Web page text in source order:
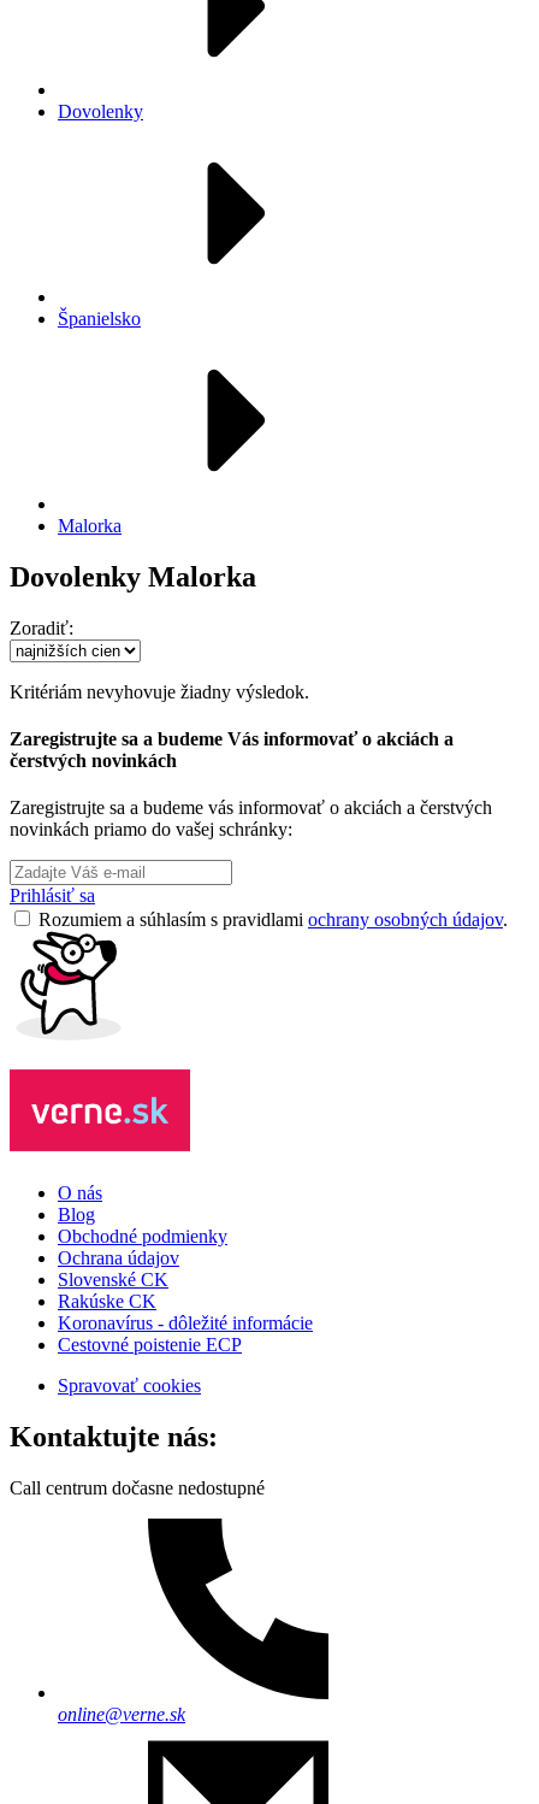
Dovolenky
Španielsko
Malorka
Dovolenky Malorka
Zoradiť:
Kritériám nevyhovuje žiadny výsledok.
Zaregistrujte sa a budeme Vás informovať o akciách a
čerstvých novinkách
Zaregistrujte sa a budeme vás informovať o akciách a čerstvých
novinkách priamo do vašej schránky:
Prihlásiť sa
Rozumiem a súhlasím s pravidlami ochrany osobných údajov.
O nás
Blog
Obchodné podmienky
Ochrana údajov
Slovenské CK
Rakúske CK
Koronavírus - dôležité informácie
Cestovné poistenie ECP
Spravovať cookies
Kontaktujte nás:
Call centrum dočasne nedostupné
online@verne.sk